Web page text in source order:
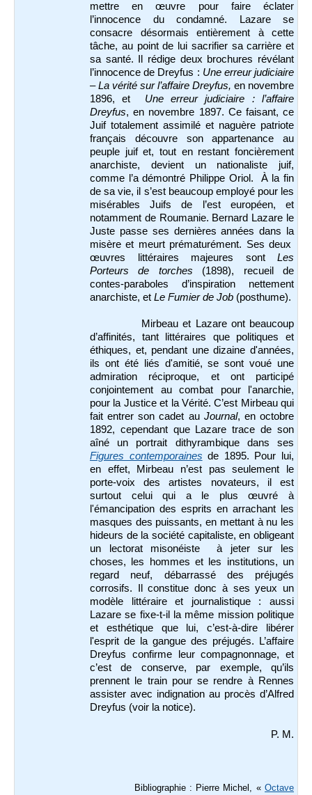
mettre en œuvre pour faire éclater
l’innocence du condamné. Lazare se
consacre désormais entièrement à cette
tâche, au point de lui sacrifier sa carrière et
sa santé. Il rédige deux brochures révélant
l’innocence de Dreyfus : Une erreur judiciaire
– La vérité sur l’affaire Dreyfus, en novembre
1896, et Une erreur judiciaire : l’affaire
Dreyfus, en novembre 1897. Ce faisant, ce
Juif totalement assimilé et naguère patriote
français découvre son appartenance au
peuple juif et, tout en restant foncièrement
anarchiste, devient un nationaliste juif,
comme l’a démontré Philippe Oriol. À la fin
de sa vie, il s’est beaucoup employé pour les
misérables Juifs de l’est européen, et
notamment de Roumanie. Bernard Lazare le
Juste passe ses dernières années dans la
misère et meurt prématurément. Ses deux
œuvres littéraires majeures sont Les
Porteurs de torches (1898), recueil de
contes-paraboles d’inspiration nettement
anarchiste, et Le Fumier de Job (posthume).
Mirbeau et Lazare ont beaucoup
d’affinités, tant littéraires que politiques et
éthiques, et, pendant une dizaine d'années,
ils ont été liés d'amitié, se sont voué une
admiration réciproque, et ont participé
conjointement au combat pour l'anarchie,
pour la Justice et la Vérité. C’est Mirbeau qui
fait entrer son cadet au Journal, en octobre
1892, cependant que Lazare trace de son
aîné un portrait dithyrambique dans ses
Figures contemporaines de 1895. Pour lui,
en effet, Mirbeau n’est pas seulement le
porte-voix des artistes novateurs, il est
surtout celui qui a le plus œuvré à
l'émancipation des esprits en arrachant les
masques des puissants, en mettant à nu les
hideurs de la société capitaliste, en obligeant
un lectorat misonéiste à jeter sur les
choses, les hommes et les institutions, un
regard neuf, débarrassé des préjugés
corrosifs. Il constitue donc à ses yeux un
modèle littéraire et journalistique : aussi
Lazare se fixe-t-il la même mission politique
et esthétique que lui, c’est-à-dire libérer
l'esprit de la gangue des préjugés. L’affaire
Dreyfus confirme leur compagnonnage, et
c’est de conserve, par exemple, qu’ils
prennent le train pour se rendre à Rennes
assister avec indignation au procès d’Alfred
Dreyfus (voir la notice).
P. M.
Bibliographie : Pierre Michel, «Octave